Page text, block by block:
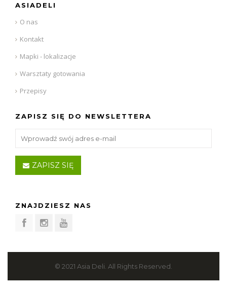
ASIADELI
O nas
Kontakt
Mapki - lokalizacje
Warsztaty gotowania
Przepisy
ZAPISZ SIĘ DO NEWSLETTERA
ZAPISZ SIĘ
ZNAJDZIESZ NAS
© 2021 Asia Deli. All Rights Reserved.